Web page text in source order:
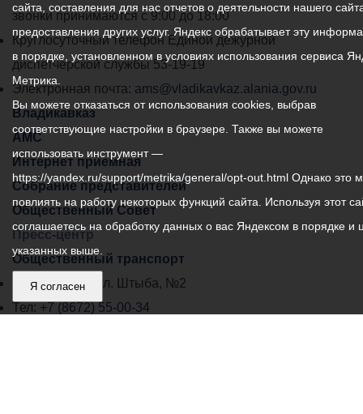
администрации
местного
самоуправления
города
Владикавказ:
звонки принимаются с 9:00 до 18:00
Круглосуточный телефон Единой дежурной
диспетчерской службы53-19-19
Электронная почта: ams@vladikavkaz.alania.gov.ru
Владикавказ
АМС
Интернет приемная
Собрание представителей
Общественный Совет
Пресс-центр
Общественный транспорт
Владикавказ, пл. Штыба, №2
Тел: +7 (8672) 55-00-34
сайта, составления для нас отчетов о деятельности нашего
предоставления других услуг. Яндекс обрабатывает эту
в порядке, установленном в условиях использования сервиса
Метрика.
Вы можете отказаться от использования cookies, выбрав
соответствующие настройки в браузере. Также вы можете
использовать инструмент —
https://yandex.ru/support/metrika/general/opt-out.html Однако это
повлиять на работу некоторых функций сайта. Используя этот
соглашаетесь на обработку данных о вас Яндексом в порядке и
указанных выше.
Я согласен